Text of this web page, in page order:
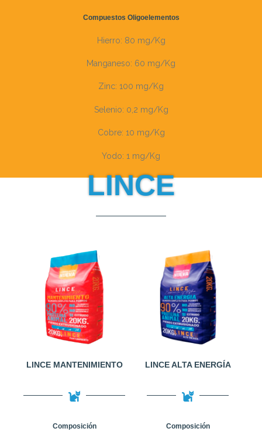
Compuestos Oligoelementos
Hierro: 80 mg/Kg
Manganeso: 60 mg/Kg
Zinc: 100 mg/Kg
Selenio: 0,2 mg/Kg
Cobre: 10 mg/Kg
Yodo: 1 mg/Kg
LINCE
LINCE MANTENIMIENTO LINCE ALTA ENERGÍA
Composición Composición